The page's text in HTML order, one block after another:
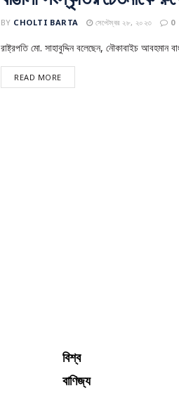
BY CHOLTI BARTA সেপ্টেম্বর ২৮, ২০২৩ 0
রাষ্ট্রপতি মো. সাহাবুদ্দিন বলেছেন, নৌকাবাইচ
READ MORE
বিশ্ব
বাণিজ্য